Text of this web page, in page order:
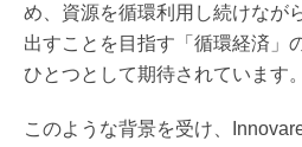
め、資源を循環利用し続けなが
出すことを目指す「循環経済」
ひとつとして期待されています。
このような背景を受け、